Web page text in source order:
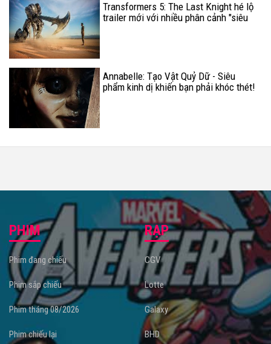
Transformers 5: The Last Knight hé lộ
trailer mới với nhiều phân cảnh "siêu
Annabelle: Tạo Vật Quỷ Dữ - Siêu
phẩm kinh dị khiến bạn phải khóc thét!
PHIM
Phim đang chiếu
Phim sắp chiếu
Phim tháng 08/2026
Phim chiếu lại
RẠP
CGV
Lotte
Galaxy
BHD